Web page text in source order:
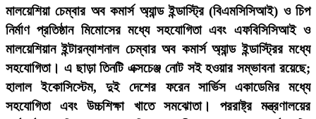
মালয়েশিয়া চেম্বার অব কমার্স অ্যান্ড ইন্ডাস্ট্রি (বিএমসিসিআই) ও চিপ
নির্মাণ প্রতিষ্ঠান মিমোসের মধ্যে সহযোগিতা এবং এফবিসিসিআই ও
মালয়েশিয়ান ইন্টারন্যাশনাল চেম্বার অব কমার্স অ্যান্ড ইন্ডাস্ট্রির মধ্যে
সহযোগিতা। এ ছাড়া তিনটি এক্সচেঞ্জ নোট সই হওয়ার সম্ভাবনা রয়েছে;
হালাল ইকোসিস্টেম, দুই দেশের ফরেন সার্ভিস একাডেমির মধ্যে
সহযোগিতা এবং উচ্চশিক্ষা খাতে সমঝোতা। পররাষ্ট্র মন্ত্রণালয়ের